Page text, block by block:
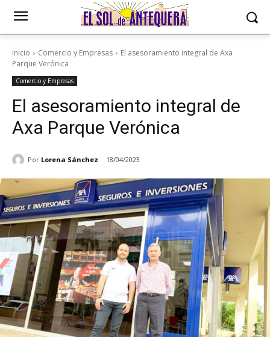
Inicio Comercio y Empresas
El asesoramiento integral de Axa
Parque Verónica
Comercio y Empresas
El asesoramiento integral de
Axa Parque Verónica
Por Lorena Sánchez 18/04/2023